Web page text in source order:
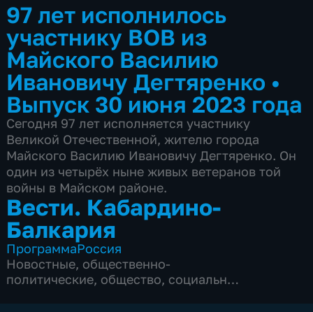
97 лет исполнилось
участнику ВОВ из
Майского Василию
Ивановичу Дегтяренко •
Выпуск 30 июня 2023 года
Сегодня 97 лет исполняется участнику
Великой Отечественной, жителю города
Майского Василию Ивановичу Дегтяренко. Он
один из четырёх ныне живых ветеранов той
войны в Майском районе.
Вести. Кабардино-
Балкария
ПрограммаРоссия
Новостные, общественно-
политические, общество, социально-